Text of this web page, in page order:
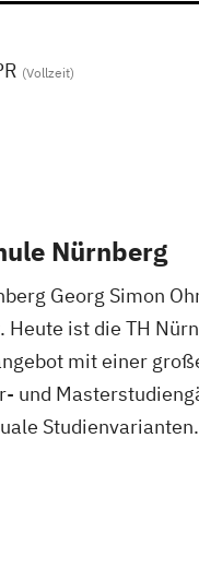
(Vollzeit)
Nürnberg
Georg Simon
ist die TH
mit einer
und
Studienvarianten.